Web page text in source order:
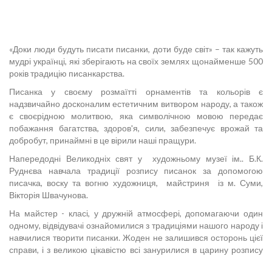
«Доки люди будуть писати писанки, доти буде світ» – так кажуть
мудрі українці, які зберігають на своїх землях щонайменше 500
років традицію писанкарства.
Писанка у своєму розмаїтті орнаментів та кольорів є
надзвичайно досконалим естетичним витвором народу, а також
є своєрідною молитвою, яка символічною мовою передає
побажання багатства, здоров'я, сили, забезпечує врожай та
добробут, принаймні в це вірили наші пращури.
Напередодні Великодніх свят у художньому музеї ім.. Б.К.
Руднєва навчала традиції розпису писанок за допомогою
писачка, воску та вогню художниця, майстриня із м. Суми,
Вікторія Швачунова.
На майстер - класі, у дружній атмосфері, допомагаючи один
одному, відвідувачі ознайомилися з традиціями нашого народу і
навчилися творити писанки. Жоден не залишився осторонь цієї
справи, і з великою цікавістю всі занурилися в царину розпису